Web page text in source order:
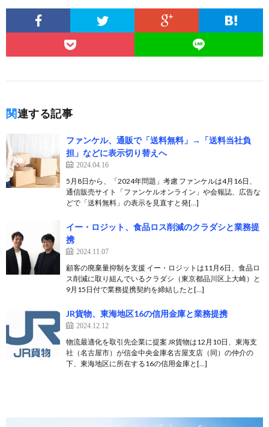
関連する記事
ファンケル、通販で「送料無料」→「送料当社負
担」などに表示切り替えへ
2024.04.16
5月8日から、「2024年問題」考慮 ファンケルは4月16日、
通信販売サイト「ファンケルオンライン」や会報誌、広告な
どで「送料無料」の表示を見直すと発[…]
イー・ロジット、食品ロス削減のクラダシと業務提
携
2024.11.07
顧客の廃棄量抑制を支援 イー・ロジットは11月6日、食品ロ
ス削減に取り組んでいるクラダシ（東京都品川区上大崎）と
9月15日付で業務提携契約を締結したと[…]
JR貨物、東海地区16の信用金庫と業務提携
2024.12.12
物流最適化を取引先企業に提案 JR貨物は12月10日、東海支
社（名古屋市）が信金中央金庫名古屋支店（同）の仲介の
下、東海地区に所在する16の信用金庫と[…]